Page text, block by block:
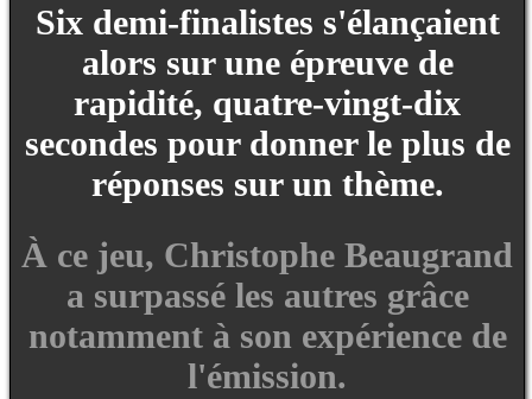
Six demi-finalistes s'élançaient
alors sur une épreuve de
rapidité, quatre-vingt-dix
secondes pour donner le plus de
réponses sur un thème.
À ce jeu, Christophe Beaugrand
a surpassé les autres grâce
notamment à son expérience de
l'émission.